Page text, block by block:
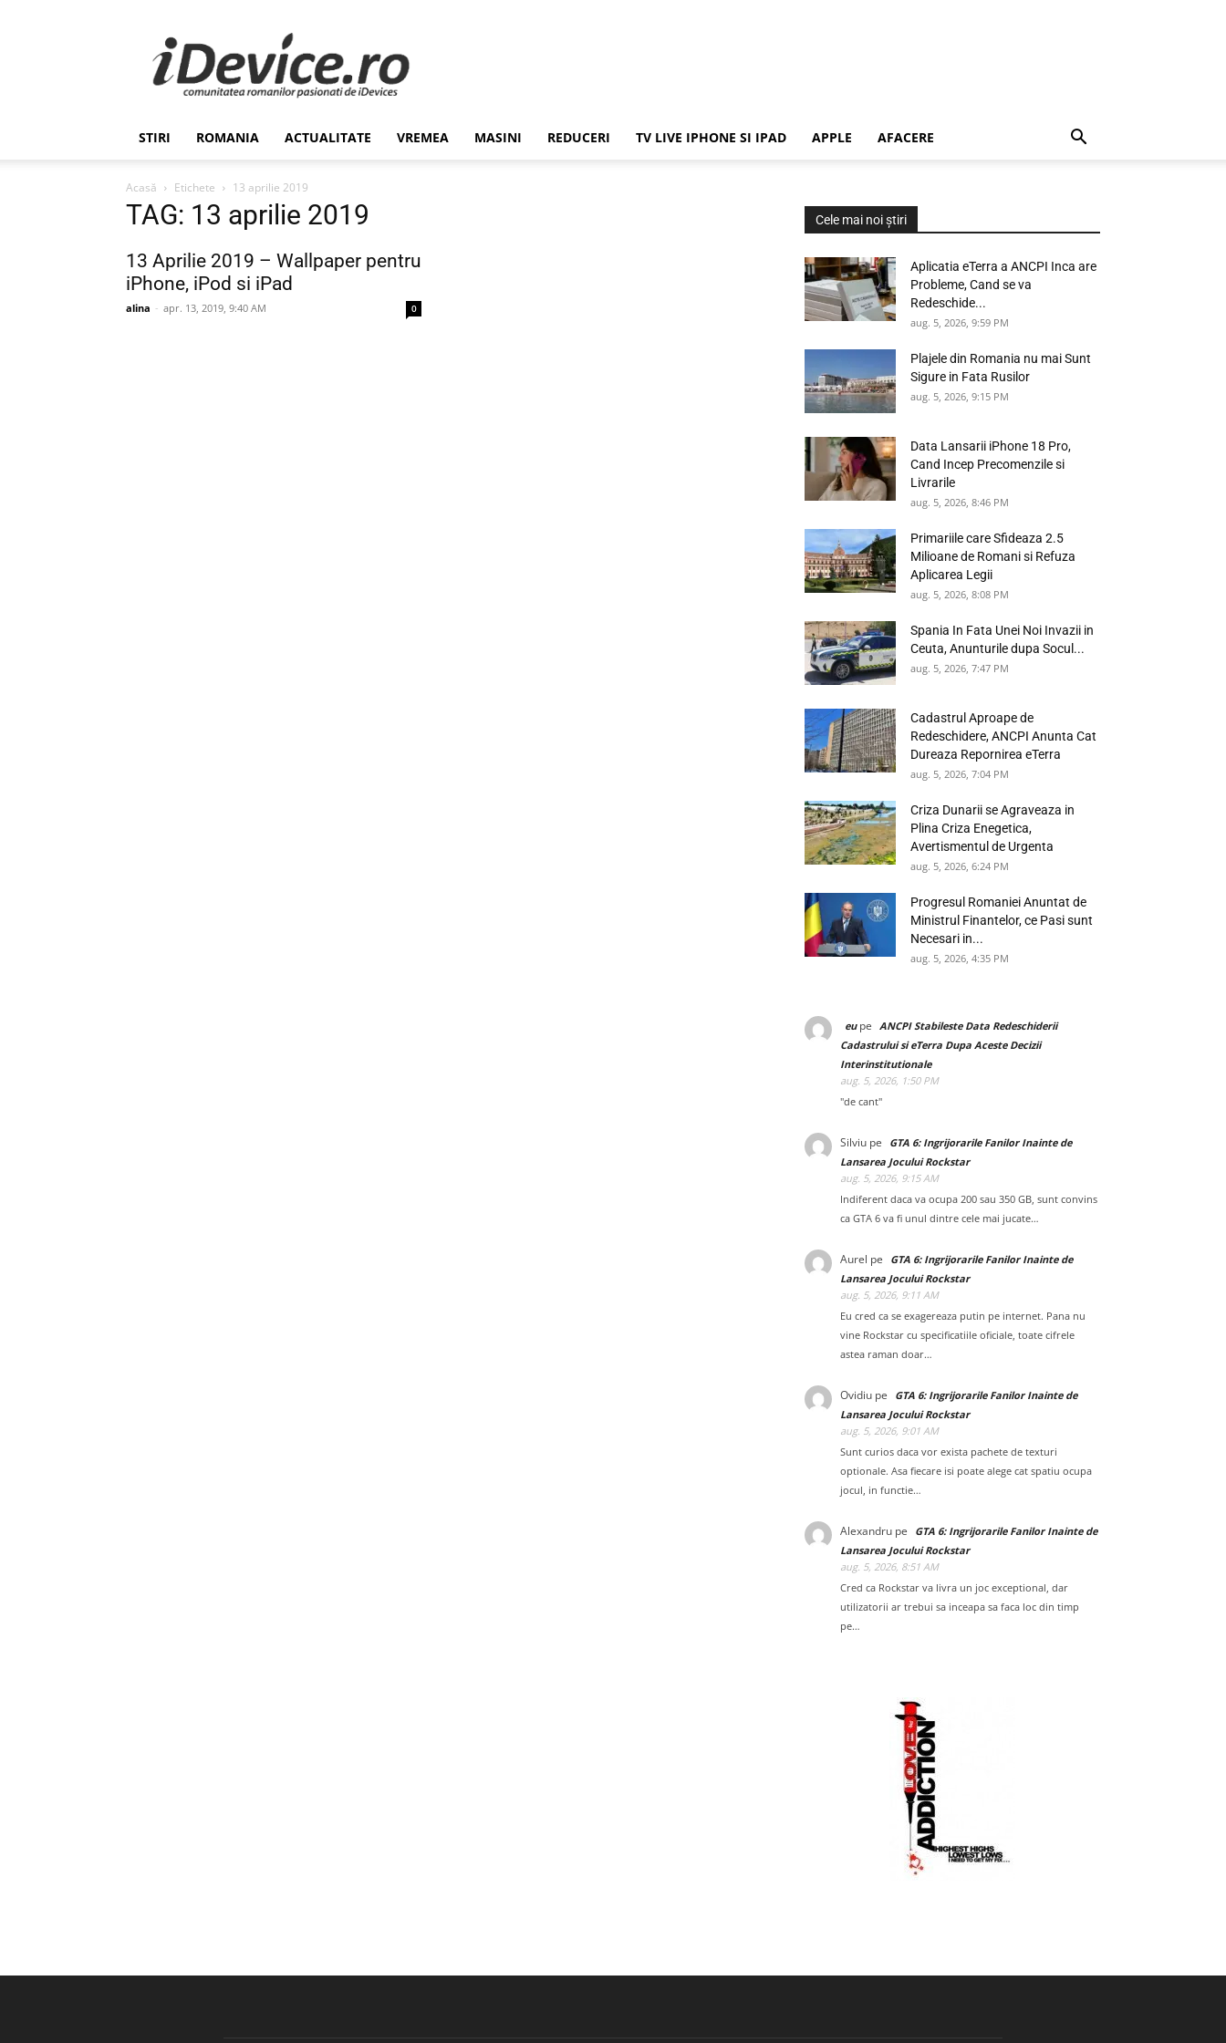
Stiri
de
Ultima
Ora
Romania,
Economie,
Stiinta
–
STIRI ROMANIA ACTUALITATE VREMEA MASINI REDUCERI TV LIVE IPHONE SI IPAD APPLE AFACERE
Acasă Etichete 13 aprilie 2019
TAG: 13 aprilie 2019
13 Aprilie 2019 – Wallpaper pentru
iPhone, iPod si iPad
alina - apr. 13, 2019, 9:40 AM 0
Cele mai noi știri
Aplicatia eTerra a ANCPI Inca are
Probleme, Cand se va
Redeschide...
aug. 5, 2026, 9:59 PM
Plajele din Romania nu mai Sunt
Sigure in Fata Rusilor
aug. 5, 2026, 9:15 PM
Data Lansarii iPhone 18 Pro,
Cand Incep Precomenzile si
Livrarile
aug. 5, 2026, 8:46 PM
Primariile care Sfideaza 2.5
Milioane de Romani si Refuza
Aplicarea Legii
aug. 5, 2026, 8:08 PM
Spania In Fata Unei Noi Invazii in
Ceuta, Anunturile dupa Socul...
aug. 5, 2026, 7:47 PM
Cadastrul Aproape de
Redeschidere, ANCPI Anunta Cat
Dureaza Repornirea eTerra
aug. 5, 2026, 7:04 PM
Criza Dunarii se Agraveaza in
Plina Criza Enegetica,
Avertismentul de Urgenta
aug. 5, 2026, 6:24 PM
Progresul Romaniei Anuntat de
Ministrul Finantelor, ce Pasi sunt
Necesari in...
aug. 5, 2026, 4:35 PM
eupe ANCPI Stabileste Data Redeschiderii
Cadastrului si eTerra Dupa Aceste Decizii
Interinstitutionale
aug. 5, 2026, 1:50 PM
"de cant"
Silviu pe
GTA 6: Ingrijorarile Fanilor Inainte de
Lansarea Jocului Rockstar
aug. 5, 2026, 9:15 AM
Indiferent daca va ocupa 200 sau 350 GB, sunt convins
ca GTA 6 va fi unul dintre cele mai jucate…
Aurel pe
GTA 6: Ingrijorarile Fanilor Inainte de
Lansarea Jocului Rockstar
aug. 5, 2026, 9:11 AM
Eu cred ca se exagereaza putin pe internet. Pana nu
vine Rockstar cu specificatiile oficiale, toate cifrele
astea raman doar…
Ovidiu pe
GTA 6: Ingrijorarile Fanilor Inainte de
Lansarea Jocului Rockstar
aug. 5, 2026, 9:01 AM
Sunt curios daca vor exista pachete de texturi
optionale. Asa fiecare isi poate alege cat spatiu ocupa
jocul, in functie…
Alexandru pe
GTA 6: Ingrijorarile Fanilor Inainte de
Lansarea Jocului Rockstar
aug. 5, 2026, 8:51 AM
Cred ca Rockstar va livra un joc exceptional, dar
utilizatorii ar trebui sa inceapa sa faca loc din timp
pe…